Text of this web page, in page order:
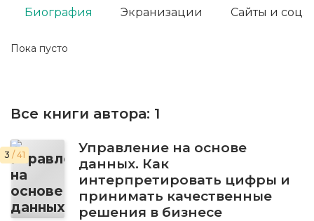
Пока пусто
Биография Экранизации Сайты и соц.
Все книги автора: 1
3 / 41
Управление на основе
данных. Как
интерпретировать цифры и
принимать качественные
решения в бизнесе